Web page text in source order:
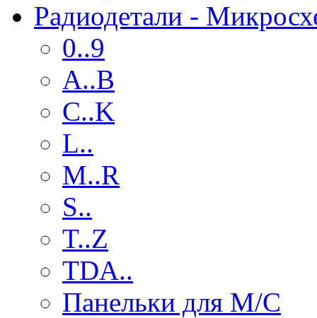
Радиодетали -
0..9
A..B
C..K
L..
M..R
S..
T..Z
TDA..
Панельки для М/С